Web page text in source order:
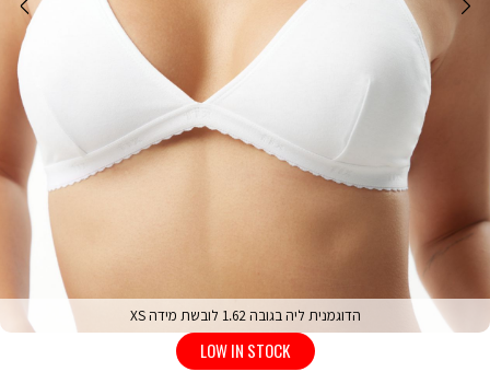
LOW IN STOCK
הדוגמנית ליה בגובה 1.62 לובשת מידה XS